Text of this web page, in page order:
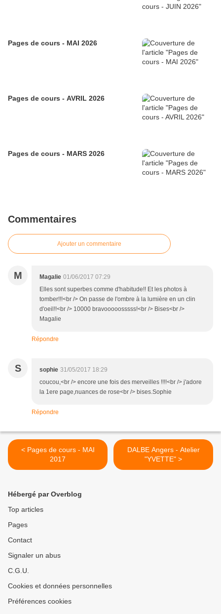
Pages de cours - MAI 2026
Pages de cours - AVRIL 2026
Pages de cours - MARS 2026
Commentaires
Ajouter un commentaire
M Magalie 01/06/2017 07:29
Elles sont superbes comme d'habitude!! Et les photos à
tomber!!!<br /> On passe de l'ombre à la lumière en un clin
d'oeil!!<br /> 10000 bravooooosssss!<br /> Bises<br />
Magalie
Répondre
S sophie 31/05/2017 18:29
coucou,<br /> encore une fois des merveilles !!!!<br /> j'adore
la 1ere page,nuances de rose<br /> bises.Sophie
Répondre
< Pages de cours - MAI
2017
DALBE Angers - Atelier
"YVETTE" >
Hébergé par Overblog
Top articles
Pages
Contact
Signaler un abus
C.G.U.
Cookies et données personnelles
Préférences cookies